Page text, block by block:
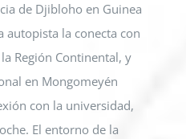
de Djibloho en Guinea
autopista la conecta con
Región Continental, y
en Mongomeyén
con la universidad,
El entorno de la